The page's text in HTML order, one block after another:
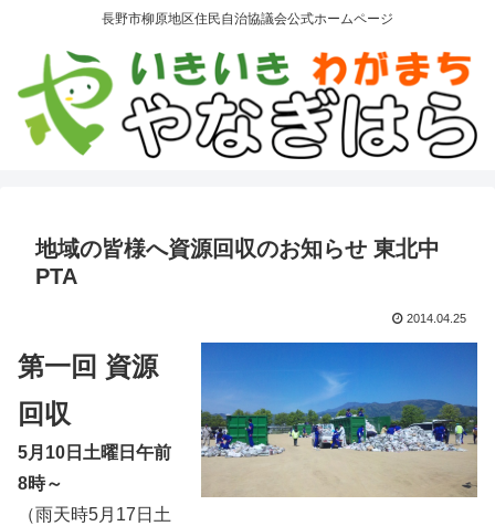
長野市柳原地区住民自治協議会公式ホームページ
地域の皆様へ資源回収のお知らせ 東北中
PTA
2014.04.25
第一回 資源
回収
5月10日土曜日午前
8時～
（雨天時5月17日土